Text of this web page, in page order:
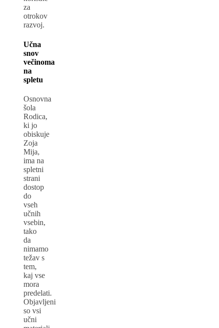
za
otrokov
razvoj.
Učna
snov
večinoma
na
spletu
Osnovna
šola
Rodica,
ki jo
obiskuje
Zoja
Mija,
ima na
spletni
strani
dostop
do
vseh
učnih
vsebin,
tako
da
nimamo
težav s
tem,
kaj vse
mora
predelati.
Objavljeni
so vsi
učni